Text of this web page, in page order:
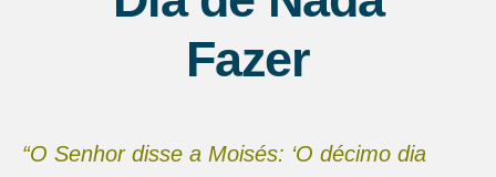
Fazer
“O Senhor disse a Moisés: ‘O décimo dia